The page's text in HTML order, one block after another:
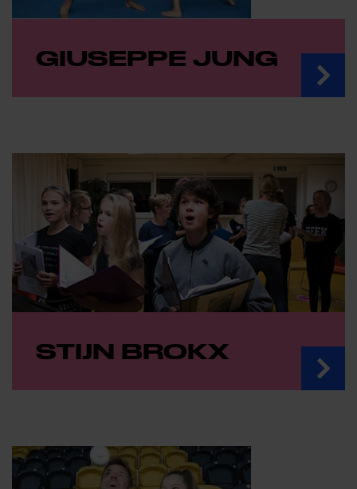
GIUSEPPE JUNG
STIJN BROKX